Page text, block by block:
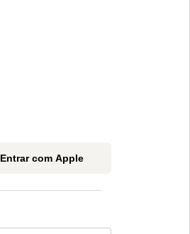
Entrar com Apple